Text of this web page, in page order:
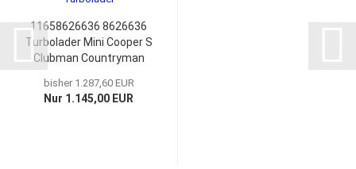
11658626636 8626636
Turbolader Mini Cooper S
Clubman Countryman
7617527 11657641800
bisher 1.287,60 EUR
Nur 1.145,00 EUR